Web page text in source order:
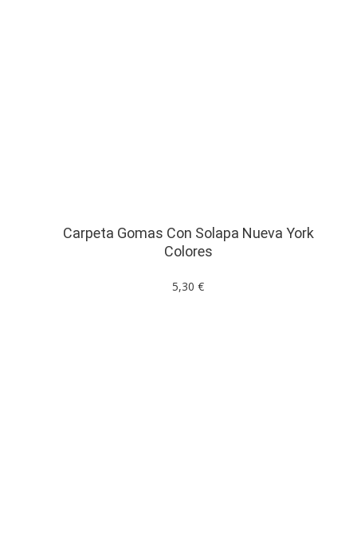
Carpeta Gomas Con Solapa Nueva York
Colores
5,30 €